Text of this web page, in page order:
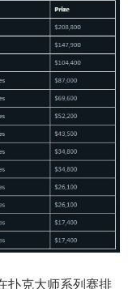
扑克大师系列赛排